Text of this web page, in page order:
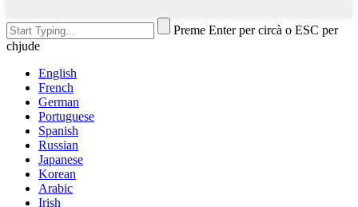
Preme Enter per circà o ESC per
chjude
English
French
German
Portuguese
Spanish
Russian
Japanese
Korean
Arabic
Irish